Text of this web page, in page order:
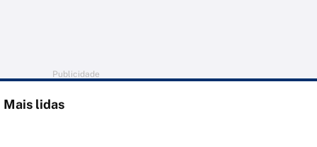
Publicidade
Mais lidas